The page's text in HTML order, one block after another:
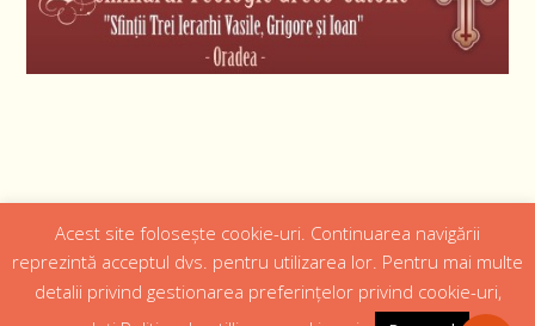
Designed byWeb Design 4Us Consulting |
Istoric Episcopul Institutii Media Cateheza
Acest site folosește cookie-uri. Continuarea navigării
reprezintă acceptul dvs. pentru utilizarea lor. Pentru mai multe
detalii privind gestionarea preferințelor privind cookie-uri,